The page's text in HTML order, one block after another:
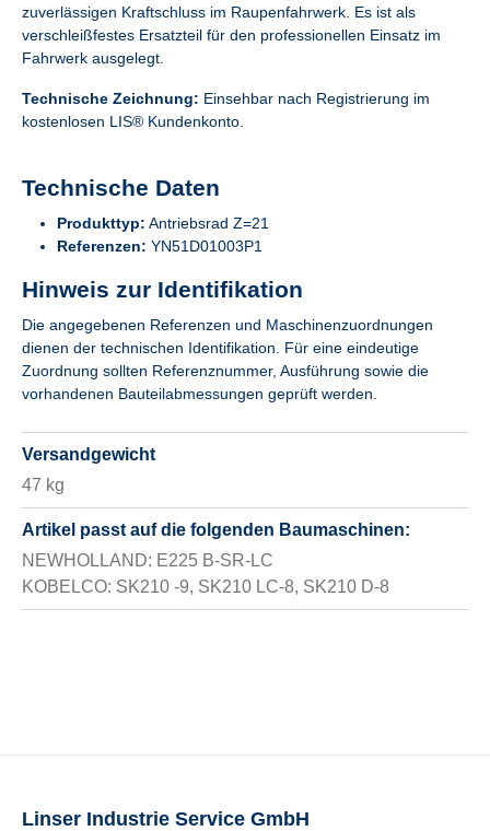
zuverlässigen Kraftschluss im Raupenfahrwerk. Es ist als
verschleißfestes Ersatzteil für den professionellen Einsatz im
Fahrwerk ausgelegt.
Technische Zeichnung: Einsehbar nach Registrierung im
kostenlosen LIS® Kundenkonto.
Technische Daten
Produkttyp: Antriebsrad Z=21
Referenzen: YN51D01003P1
Hinweis zur Identifikation
Die angegebenen Referenzen und Maschinenzuordnungen
dienen der technischen Identifikation. Für eine eindeutige
Zuordnung sollten Referenznummer, Ausführung sowie die
vorhandenen Bauteilabmessungen geprüft werden.
Versandgewicht
47 kg
Artikel passt auf die folgenden Baumaschinen:
NEWHOLLAND: E225 B-SR-LC
KOBELCO: SK210 -9, SK210 LC-8, SK210 D-8
Linser Industrie Service GmbH